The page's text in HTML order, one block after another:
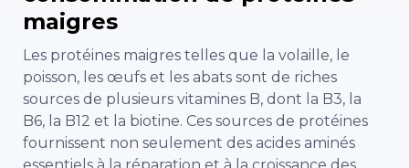
maigres
Les protéines maigres telles que la volaille, le
poisson, les œufs et les abats sont de riches
sources de plusieurs vitamines B, dont la B3, la
B6, la B12 et la biotine. Ces sources de protéines
fournissent non seulement des acides aminés
essentiels à la réparation et à la croissance des